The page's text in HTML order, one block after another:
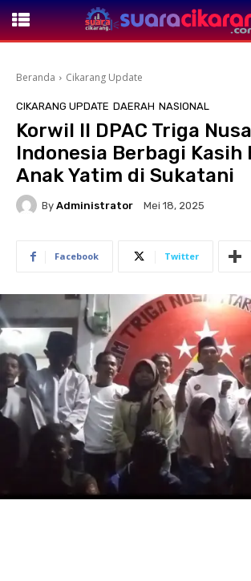
Beranda Cikarang Update
CIKARANG UPDATE DAERAH NASIONAL
‎Korwil II DPAC Triga
Indonesia Berbagi Kasih
Anak Yatim di Sukatani
By Administrator Mei 18, 2025
Facebook Twitter